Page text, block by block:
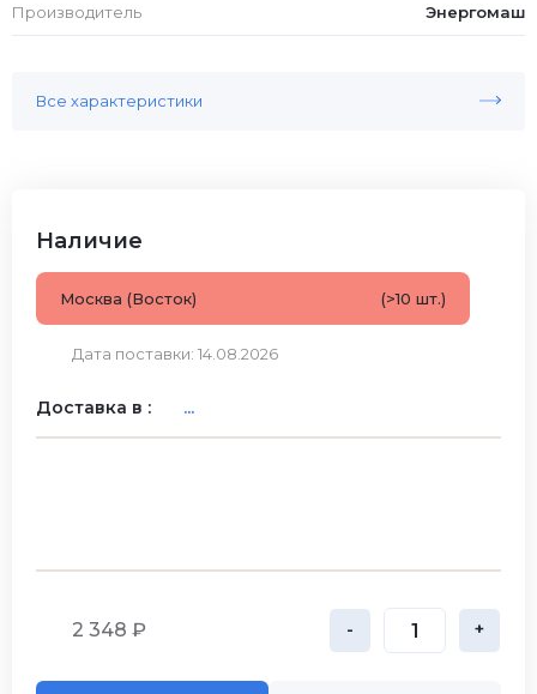
Производитель Энергомаш
Все характеристики
Наличие
Москва (Восток) (>10 шт.)
Дата поставки: 14.08.2026
Доставка в : ...
2 348 ₽ - +